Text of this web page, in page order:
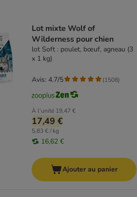
Lot mixte Wolf of
Wilderness pour chien
lot Soft : poulet, bœuf, agneau (3
x 1 kg)
À l'unité 19,47 €
17,49 €
5,83 € / kg
16,62 €
Avis: 4.7/5 (1508)
Ajouter au panier